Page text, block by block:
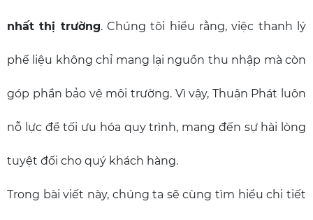
nhất thị trường. Chúng tôi hiểu rằng, việc thanh lý
phế liệu không chỉ mang lại nguồn thu nhập mà còn
góp phần bảo vệ môi trường. Vì vậy, Thuận Phát luôn
nỗ lực để tối ưu hóa quy trình, mang đến sự hài lòng
tuyệt đối cho quý khách hàng.
Trong bài viết này, chúng ta sẽ cùng tìm hiểu chi tiết